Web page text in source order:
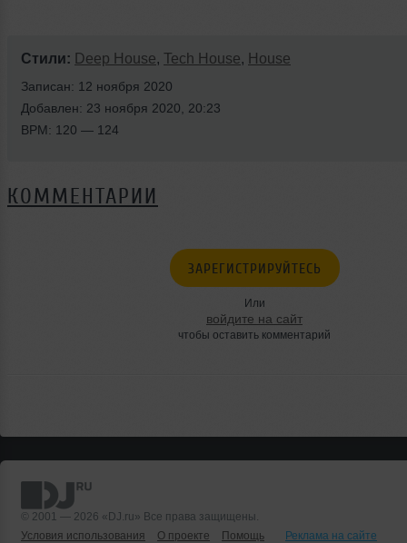
Стили: Deep House, Tech House, House
Записан: 12 ноября 2020
Добавлен: 23 ноября 2020, 20:23
BPM: 120 — 124
КОММЕНТАРИИ
ЗАРЕГИСТРИРУЙТЕСЬ
Или
войдите на сайт
чтобы оставить комментарий
© 2001 — 2026 «DJ.ru» Все права защищены.
Условия использования
О проекте Помощь
Реклама на сайте